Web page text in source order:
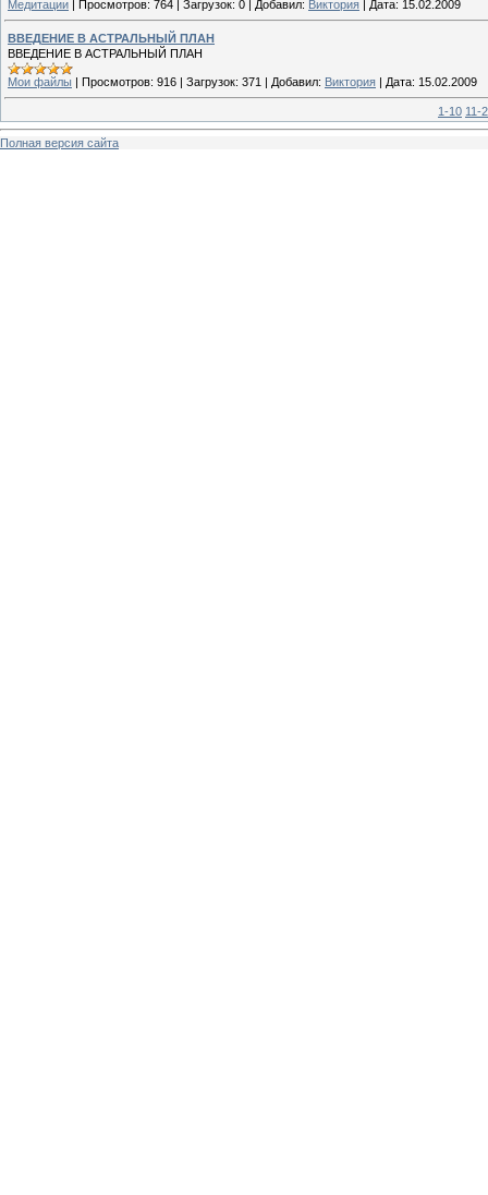
Медитации | Просмотров: 764 | Загрузок: 0 | Добавил: Виктория | Дата: 15.02.2009
ВВЕДЕНИЕ В АСТРАЛЬНЫЙ ПЛАН
ВВЕДЕНИЕ В АСТРАЛЬНЫЙ ПЛАН
Мои файлы | Просмотров: 916 | Загрузок: 371 | Добавил: Виктория | Дата: 15.02.2009
1-10 11-
Полная версия сайта